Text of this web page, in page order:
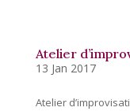
Atelier
13 Jan 2017
Atelier